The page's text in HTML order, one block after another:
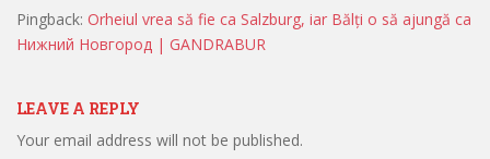
Pingback: Orheiul vrea să fie ca Salzburg, iar Bălți o să ajungă ca
Нижний Новгород | GANDRABUR
LEAVE A REPLY
Your email address will not be published.